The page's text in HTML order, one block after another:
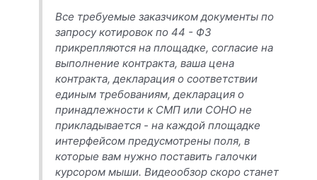
Все требуемые заказчиком документы по
запросу котировок по 44 - ФЗ
прикрепляются на площадке, согласие на
выполнение контракта, ваша цена
контракта, декларация о соответствии
единым требованиям, декларация о
принадлежности к СМП или СОНО не
прикладывается - на каждой площадке
интерфейсом предусмотрены поля, в
которые вам нужно поставить галочки
курсором мыши. Видеообзор скоро станет